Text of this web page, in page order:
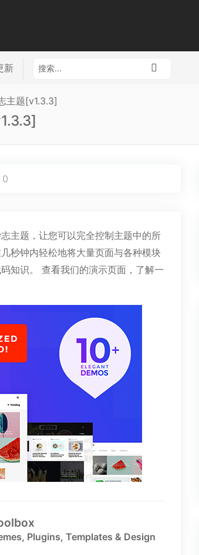
新
主题[v1.3.3]
0
主题，让您可以完全控制主题中的所
秒钟内轻松地将大量页面与各种模块
知识。 查看我们的演示页面，了解一
Plugins, Templates & Design